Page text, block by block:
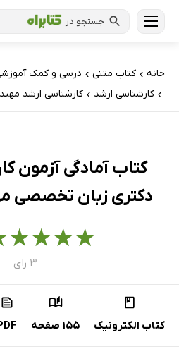
جستجو در
خانه › کتاب‌ متنی › درسی و کمک
› کارشناسی ارشد › کارشناسی ارشد
کتاب آمادگی آزمون
دکتری زبان تخصصی
★
★
★
★
۳ رای
کتاب الکترونیک 155 صفحه